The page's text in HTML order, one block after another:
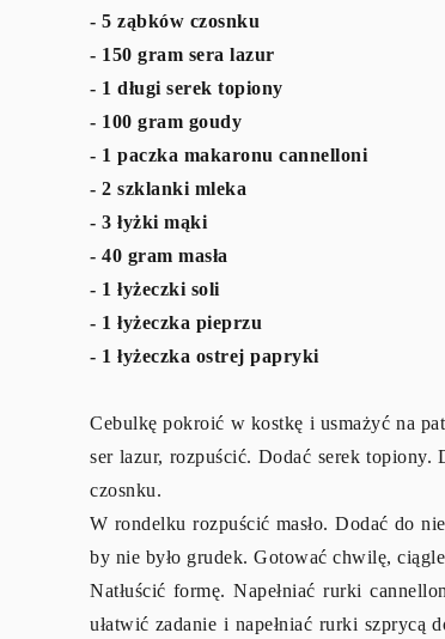
- 5 ząbków czosnku
- 150 gram sera lazur
- 1 długi serek topiony
- 100 gram goudy
- 1 paczka makaronu cannelloni
- 2 szklanki mleka
- 3 łyżki mąki
- 40 gram masła
- 1 łyżeczki soli
- 1 łyżeczka pieprzu
- 1 łyżeczka ostrej papryki
Cebulkę pokroić w kostkę i usmażyć na
ser lazur, rozpuścić. Dodać serek
czosnku.
W rondelku rozpuścić masło. Dodać do
by nie było grudek. Gotować chwilę,
Natłuścić formę. Napełniać rurki
ułatwić zadanie i napełniać rurki